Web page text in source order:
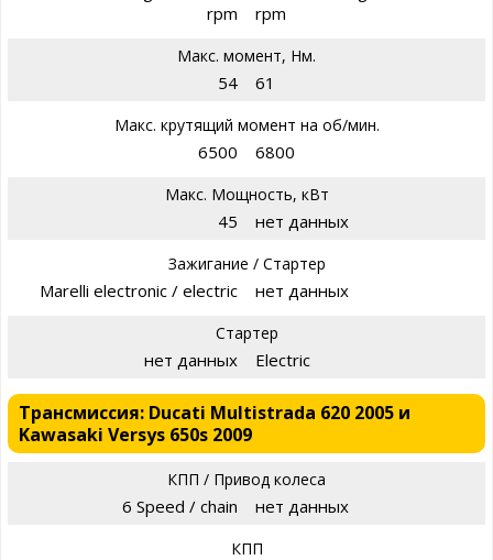
rpm
rpm
Макс. момент, Нм.
54 61
Макс. крутящий момент на об/мин.
6500 6800
Макс. Мощность, кВт
45 нет данных
Зажигание / Стартер
Marelli electronic / electric нет данных
Стартер
нет данных Electric
Трансмиссия: Ducati Multistrada 620 2005 и
Kawasaki Versys 650s 2009
КПП / Привод колеса
6 Speed / chain нет данных
КПП